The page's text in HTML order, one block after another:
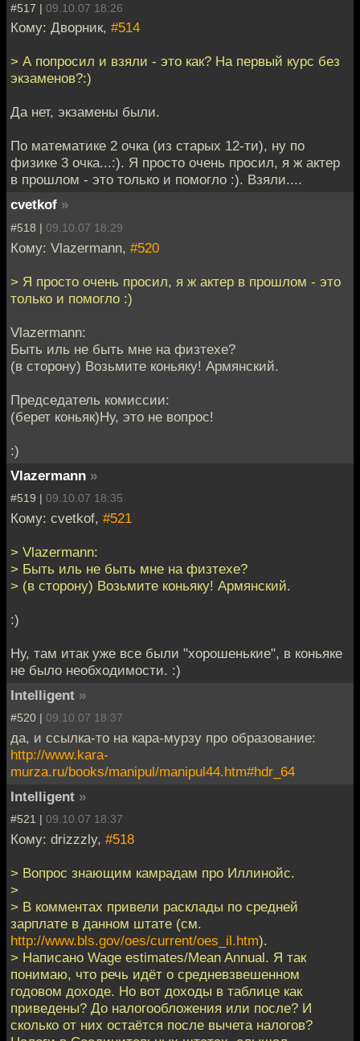
#517 | 09.10.07 18:26
Кому: Дворник, #514
> А попросил и взяли - это как? На первый курс без
экзаменов?:)
Да нет, экзамены были.
По математике 2 очка (из старых 12-ти), ну по
физике 3 очка...:). Я просто очень просил, я ж актер
в прошлом - это только и помогло :). Взяли....
cvetkof »
#518 | 09.10.07 18:29
Кому: Vlazermann, #520
> Я просто очень просил, я ж актер в прошлом - это
только и помогло :)
Vlazermann:
Быть иль не быть мне на физтехе?
(в сторону) Возьмите коньяку! Армянский.
Председатель комиссии:
(берет коньяк)Ну, это не вопрос!
:)
Vlazermann »
#519 | 09.10.07 18:35
Кому: cvetkof, #521
> Vlazermann:
> Быть иль не быть мне на физтехе?
> (в сторону) Возьмите коньяку! Армянский.
:)
Ну, там итак уже все были "хорошенькие", в коньяке
не было необходимости. :)
Intelligent »
#520 | 09.10.07 18:37
да, и ссылка-то на кара-мурзу про образование:
http://www.kara-
murza.ru/books/manipul/manipul44.htm#hdr_64
Intelligent »
#521 | 09.10.07 18:37
Кому: drizzzly, #518
> Вопрос знающим камрадам про Иллинойс.
>
> В комментах привели расклады по средней
зарплате в данном штате (см.
http://www.bls.gov/oes/current/oes_il.htm).
> Написано Wage estimates/Mean Annual. Я так
понимаю, что речь идёт о средневзвешенном
годовом доходе. Но вот доходы в таблице как
приведены? До налогообложения или после? И
сколько от них остаётся после вычета налогов?